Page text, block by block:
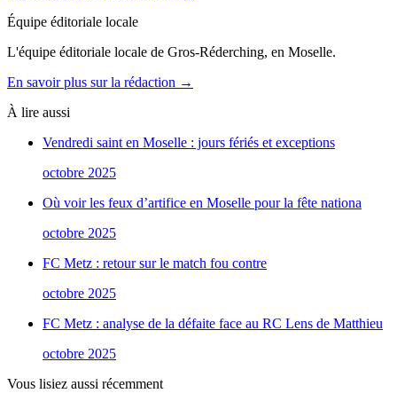
Équipe éditoriale locale
L'équipe éditoriale locale de Gros-Réderching, en Moselle.
En savoir plus sur la rédaction →
À lire aussi
Vendredi saint en Moselle : jours fériés et exceptions
octobre 2025
Où voir les feux d’artifice en Moselle pour la fête nationa
octobre 2025
FC Metz : retour sur le match fou contre
octobre 2025
FC Metz : analyse de la défaite face au RC Lens de Matthieu
octobre 2025
Vous lisiez aussi récemment